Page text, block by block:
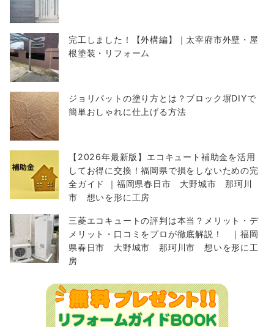
完工しました！【外構編】｜太宰府市外壁・屋
根塗装・リフォーム
ジョリパットの塗り方とは？ブロック塀DIYで
簡単おしゃれに仕上げる方法
【2026年最新版】エコキュート補助金を活用
してお得に交換！福岡県で損をしないための完
全ガイド ｜福岡県春日市 大野城市 那珂川
市 想いを形に工房
三菱エコキュートの評判は本当？メリット・デ
メリット・口コミをプロが徹底解説！ ｜福岡
県春日市 大野城市 那珂川市 想いを形に工
房